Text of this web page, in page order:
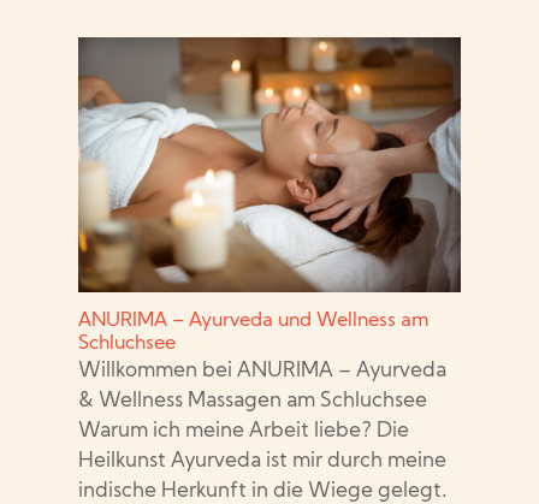
ANURIMA – Ayurveda und Wellness am
Schluchsee
Willkommen bei ANURIMA – Ayurveda
& Wellness Massagen am Schluchsee
Warum ich meine Arbeit liebe? Die
Heilkunst Ayurveda ist mir durch meine
indische Herkunft in die Wiege gelegt.